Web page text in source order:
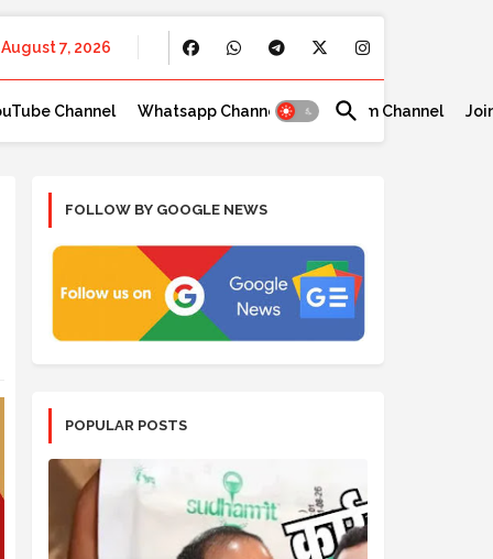
August 7, 2026
Channel Whatsapp Channel Telegram Channel
FOLLOW BY GOOGLE NEWS
POPULAR POSTS